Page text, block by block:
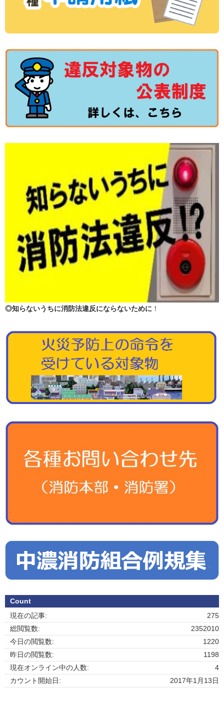
◎知らないうちに消防法違反にならないために ！
Count
275
現在の記事:
2352010
総閲覧数:
1220
今日の閲覧数:
1198
昨日の閲覧数:
4
現在オンライン中の人数:
2017年1月13日
カウント開始日: